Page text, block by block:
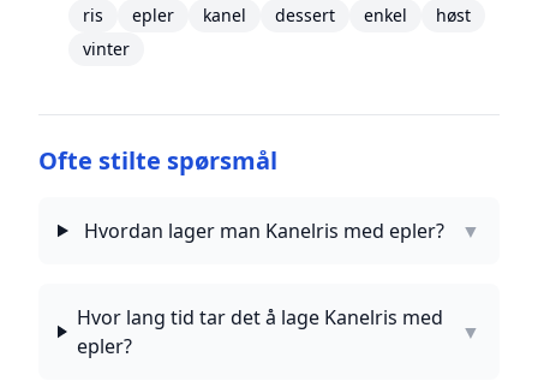
ris epler kanel dessert enkel
høst
vinter
Ofte stilte spørsmål
Hvordan lager man Kanelris med epler? ▼
Hvor lang tid tar det å lage Kanelris med
epler?
▼